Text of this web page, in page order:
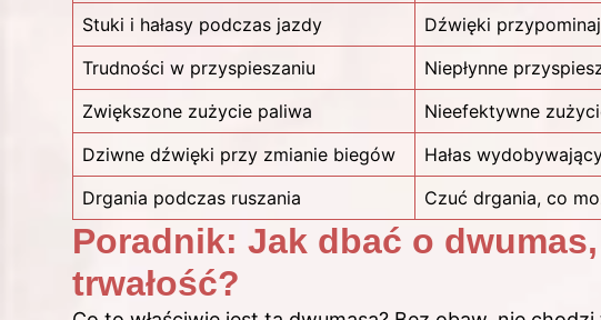
Stuki i hałasy podczas jazdy
Dźwięki
Trudności w przyspieszaniu
Niepłynne
Zwiększone zużycie paliwa
Nieefektywne
Dziwne dźwięki przy zmianie biegów
Hałas
Drgania podczas ruszania
Czuć drgania, co
Poradnik: Jak dbać o
trwałość?